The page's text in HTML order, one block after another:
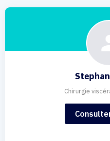
Chirurgie